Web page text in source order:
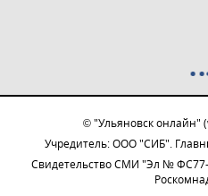
© "Ульяновск онлайн"
Учредитель: ООО "СИБ".
Свидетельство СМИ "Эл № ФС77-